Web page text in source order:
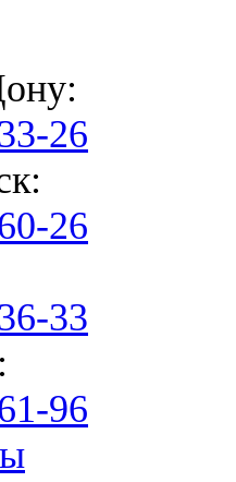
26
26
33
96